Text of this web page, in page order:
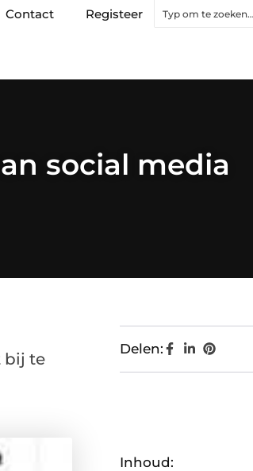
Contact Registeer
social media
bij te
Delen:
Inhoud: